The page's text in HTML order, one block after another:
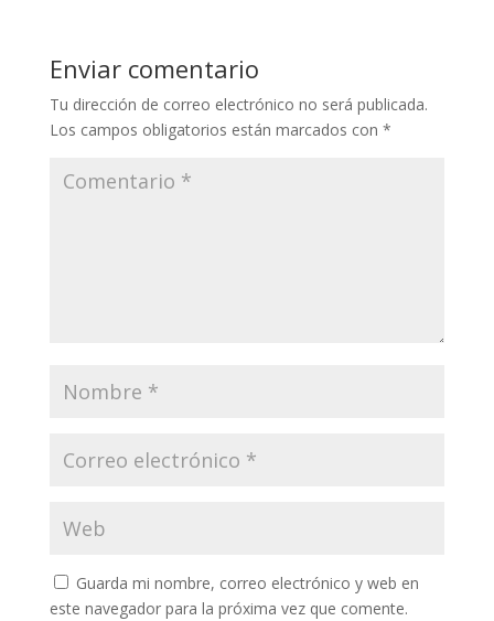
Enviar comentario
Tu dirección de correo electrónico no será publicada.
Los campos obligatorios están marcados con *
Guarda mi nombre, correo electrónico y web en
este navegador para la próxima vez que comente.